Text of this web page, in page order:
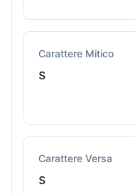
Carattere Mitico
ѕ
Carattere Versa
ѕ